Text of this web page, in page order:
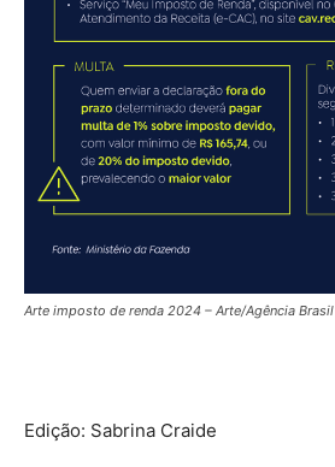
Arte imposto de renda 2024 – Arte/Agência Brasil
Edição: Sabrina Craide